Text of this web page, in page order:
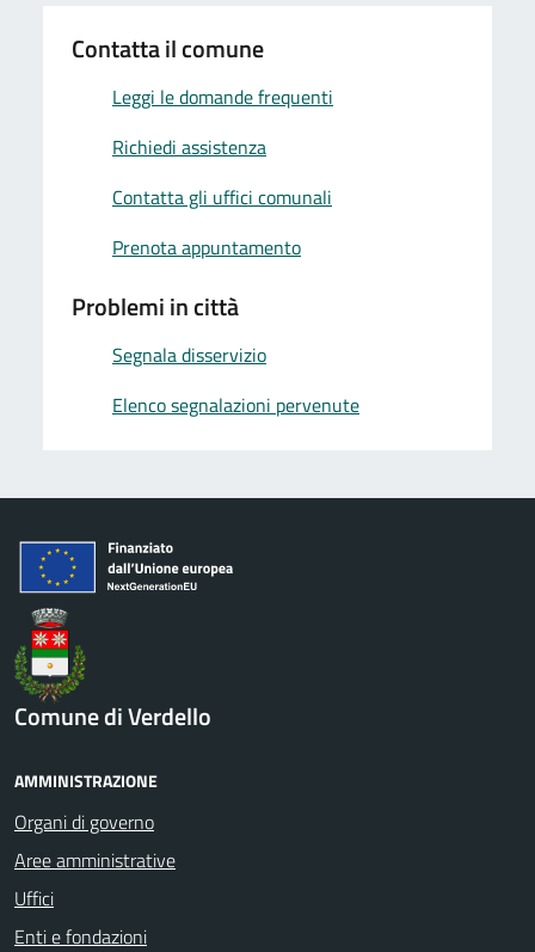
Contatta il comune
Leggi le domande frequenti
Richiedi assistenza
Contatta gli uffici comunali
Prenota appuntamento
Problemi in città
Segnala disservizio
Elenco segnalazioni pervenute
Comune di Verdello
AMMINISTRAZIONE
Organi di governo
Aree amministrative
Uffici
Enti e fondazioni